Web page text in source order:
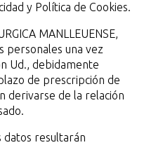
y Política de Cookies.
MANLLEUENSE,
personales una vez
Ud., debidamente
de prescripción de
derivarse de la relación
datos resultarán